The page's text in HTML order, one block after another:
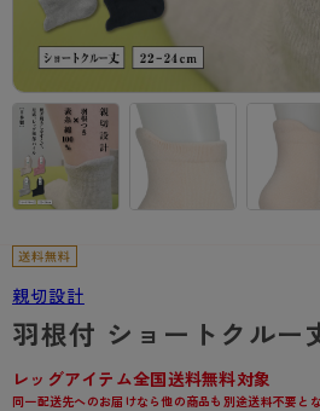
- 柄ストッキング
- ショート丈ストッキング
- 着圧ストッキング
- パンティ部レスストッキン
- 無地タイツ
- 柄タイツ
- ひざ下丈タイツ
- 着圧タイツ
- ノンワイヤーブラ
- ワイヤーブラ
- ブラトップ
ショーツ
- レギュラーショーツ
- サニタリーショーツ
- ガードル・補正ショーツ
肌着・インナー
- 長袖（七分袖以上）
ボトムス
トップス
ルームウェア・パジャマ
アクティブ・スポーツ
- スポーツブラ
- スポーツトップス
- スポーツボトムス
雑貨・小物
スニーカー丈・くるぶし丈
ハイソックス
ボクサー
トランクス
Tバック・ビキニ
肌着・インナー
ボトムス
トップス
ルームウェア・パジャマ
クルー・レギュラー丈ソッ
スニーカー丈・くるぶし丈
ハイソックス
スクールソックス
ノンワイヤーブラ
ワイヤーブラ
スポーツブラ
ショーツ
レギュラーショーツ
サニタリーショーツ
ボクサー
アスティーグ
クリアビューティアクティブ
スゴスト
フェイクタイツ
hotto comfort
Atsugi COLORS
BT
スクールタイム
みんなの、みんなの。
商品選びのお手伝い
お悩み別ガードル
ブラジャー特集
私に似合う、ストッキング選
タイツの選び方
ご利用ガイド
はじめての方へ
よくある質問（FAQ）
サイズ表
お支払い方法について
配送方法について
返品・交換について
親切設計
羽根付 ショートクルー
レッグアイテム全国送料無料対象
同一配送先へのお届けなら他の商品も別途送料不要とな